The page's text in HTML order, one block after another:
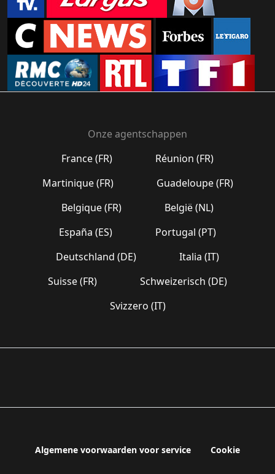
Onze agentschappen
France (FR)
Réunion (FR)
Martinique (FR)
Guadeloupe (FR)
Belgique (FR)
België (NL)
España (ES)
Portugal (PT)
Deutschland (DE)
Italia (IT)
Suisse (FR)
Schweizerisch (DE)
Svizzero (IT)
Algemene voorwaarden voor service Cookie